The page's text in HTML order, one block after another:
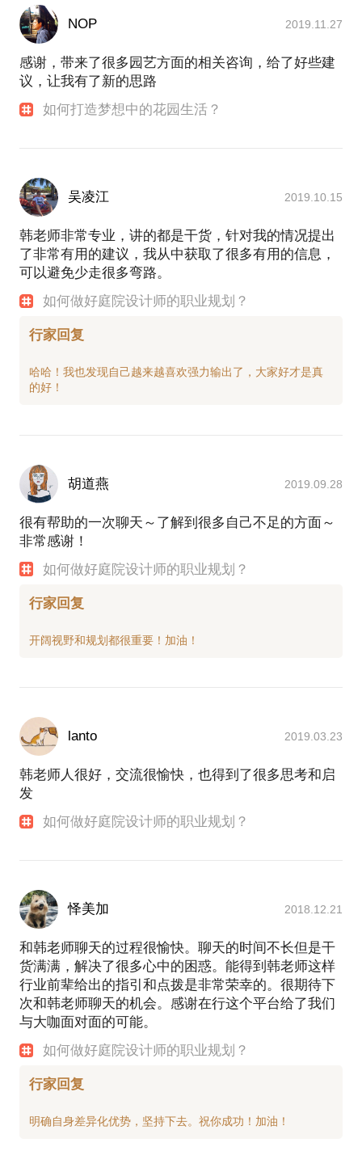
NOP 2019.11.27
感谢，带来了很多园艺方面的相关咨询，给了好些建
议，让我有了新的思路
如何打造梦想中的花园生活？
吴凌江 2019.10.15
韩老师非常专业，讲的都是干货，针对我的情况提出
了非常有用的建议，我从中获取了很多有用的信息，
可以避免少走很多弯路。
如何做好庭院设计师的职业规划？
行家回复
哈哈！我也发现自己越来越喜欢强力输出了，大家好才是真
胡道燕 2019.09.28
很有帮助的一次聊天～了解到很多自己不足的方面～
非常感谢！
如何做好庭院设计师的职业规划？
行家回复
lanto 2019.03.23
韩老师人很好，交流很愉快，也得到了很多思考和启
发
如何做好庭院设计师的职业规划？
怿美加 2018.12.21
和韩老师聊天的过程很愉快。聊天的时间不长但是干
货满满，解决了很多心中的困惑。能得到韩老师这样
行业前辈给出的指引和点拨是非常荣幸的。很期待下
次和韩老师聊天的机会。感谢在行这个平台给了我们
与大咖面对面的可能。
如何做好庭院设计师的职业规划？
行家回复